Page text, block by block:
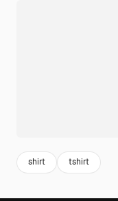
shirt tshirt